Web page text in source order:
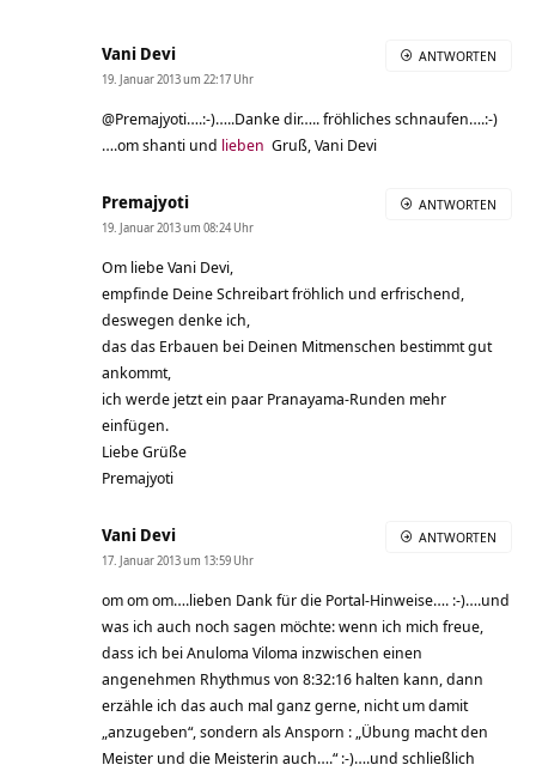
Vani Devi
19. Januar 2013 um 22:17 Uhr
@Premajyoti….:-)…..Danke dir….. fröhliches schnaufen….:-)
….om shanti und lieben Gruß, Vani Devi
ANTWORTEN
Premajyoti
19. Januar 2013 um 08:24 Uhr
Om liebe Vani Devi,
empfinde Deine Schreibart fröhlich und erfrischend,
deswegen denke ich,
das das Erbauen bei Deinen Mitmenschen bestimmt gut
ankommt,
ich werde jetzt ein paar Pranayama-Runden mehr
einfügen.
Liebe Grüße
Premajyoti
ANTWORTEN
Vani Devi
17. Januar 2013 um 13:59 Uhr
om om om….lieben Dank für die Portal-Hinweise…. :-)….und
was ich auch noch sagen möchte: wenn ich mich freue,
dass ich bei Anuloma Viloma inzwischen einen
angenehmen Rhythmus von 8:32:16 halten kann, dann
erzähle ich das auch mal ganz gerne, nicht um damit
„anzugeben“, sondern als Ansporn : „Übung macht den
Meister und die Meisterin auch….“ :-)….und schließlich
ANTWORTEN